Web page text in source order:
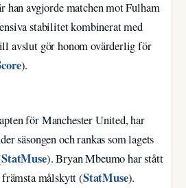
han avgjorde matchen mot Fulham
stabilitet kombinerat med
avslut gör honom ovärderlig för
).
för Manchester United, har
säsongen och rankas som lagets
StatMuse). Bryan Mbeumo har stått
målskytt (StatMuse).